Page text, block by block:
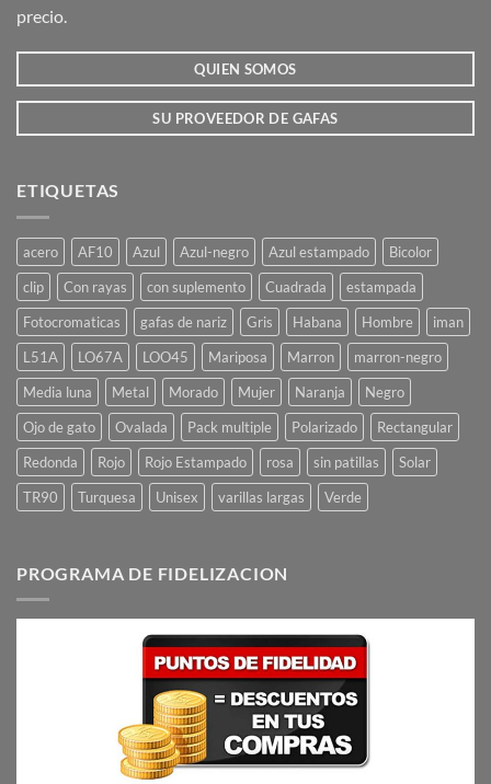
precio.
QUIEN SOMOS
SU PROVEEDOR DE GAFAS
ETIQUETAS
acero AF10 Azul Azul-negro Azul estampado
Bicolor
clip
Con rayas con suplemento Cuadrada
estampada
Fotocromaticas
gafas de nariz Gris Habana Hombre
iman
L51A
LO67A LOO45 Mariposa Marron
marron-negro
Media luna
Metal Morado Mujer Naranja
Negro
Ojo de gato
Ovalada Pack multiple Polarizado
Rectangular
Redonda
Rojo Rojo Estampado rosa sin patillas
Solar
TR90
Turquesa Unisex varillas largas Verde
PROGRAMA DE FIDELIZACION